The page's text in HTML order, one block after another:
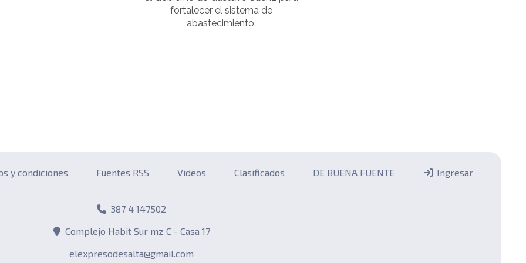
fortalecer el sistema de
abastecimiento.
y condiciones Fuentes RSS Videos Clasificados DE BUENA FUENTE Ingresar
387 4 147502
Complejo Habit Sur mz C - Casa 17
elexpresodesalta@gmail.com